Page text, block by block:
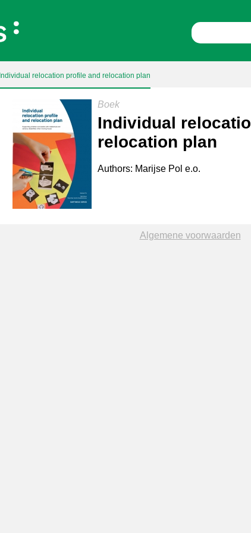
Individual relocation profile and relocation plan
Boek
Individual
relocation plan
Authors: Marijse Pol e.o.
Algemene voorwaarden